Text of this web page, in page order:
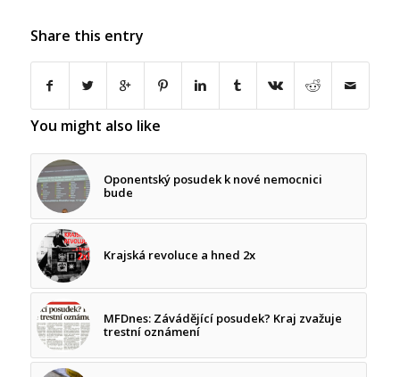
Share this entry
You might also like
Oponentský posudek k nové nemocnici
bude
Krajská revoluce a hned 2x
MFDnes: Závádějící posudek? Kraj zvažuje
trestní oznámení